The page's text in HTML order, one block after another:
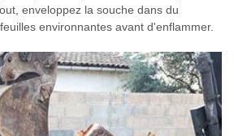
enveloppez la souche dans du
environnantes avant d'enflammer.